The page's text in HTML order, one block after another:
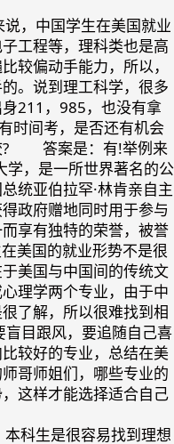
。
中国学生在美国就业
工程等，理科类也是高
较偏动手能力，所以，
。说到理工科学，很多
211，985，也没有拿
时间考，是否还有机会
? 答案是：有!举例来
，是一所世界著名的公
统亚伯拉罕·林肯亲自主
政府赠地同时用于参与
享有独特的荣誉，被誉
国的就业形势不是很
美国与中国间的传统文
理学两个专业，由于中
了解，所以很难找到相
目跟风，要追随自己喜
较好的专业，总结在美
哥师姐们，哪些专业的
这样才能选择适合自己
生是很容易找到理想